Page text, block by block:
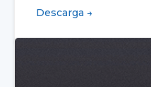
Descarga →